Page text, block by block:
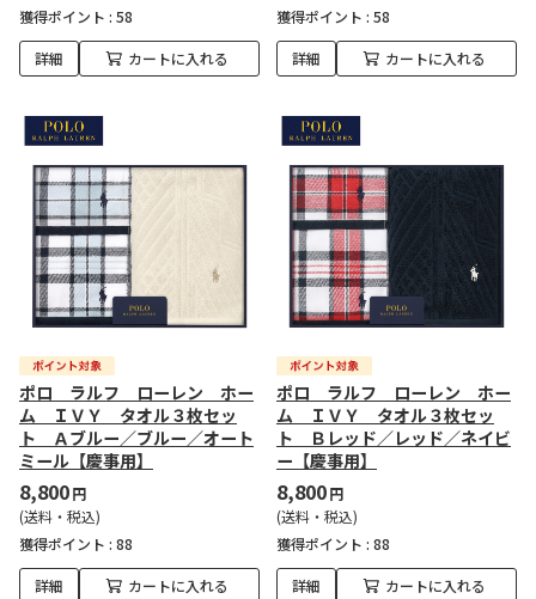
獲得ポイント : 58
詳細 カートに入れる
獲得ポイント : 58
詳細 カートに入れる
ポロ ラルフ ローレン ホー
ム ＩＶＹ タオル３枚セッ
ト Ａブルー／ブルー／オート
ミール【慶事用】
8,800円
(送料・税込)
獲得ポイント : 88
詳細 カートに入れる
ポロ ラルフ ローレン ホー
ム ＩＶＹ タオル３枚セッ
ト Ｂレッド／レッド／ネイビ
ー【慶事用】
8,800円
(送料・税込)
獲得ポイント : 88
詳細 カートに入れる